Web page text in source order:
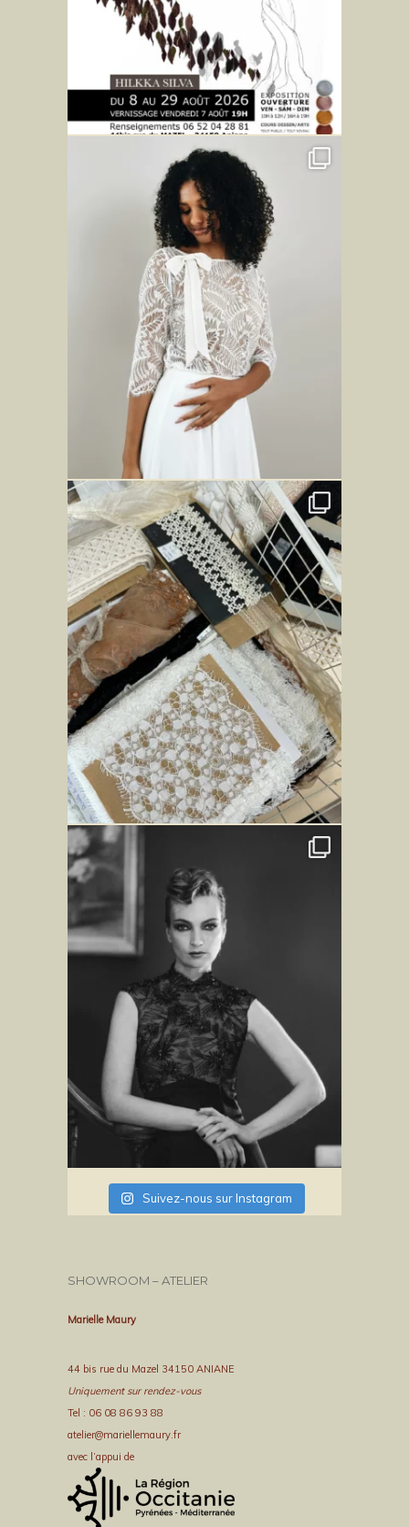
Suivez-nous sur Instagram
SHOWROOM – ATELIER
Marielle Maury
44 bis rue du Mazel 34150 ANIANE
Uniquement sur rendez-vous
Tel : 06 08 86 93 88
atelier@mariellemaury.fr
avec l’appui de